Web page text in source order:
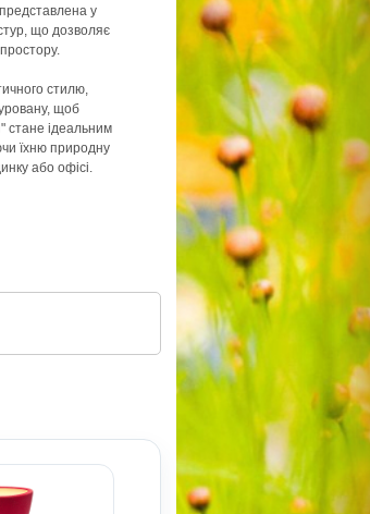
у
що дозволяє
стилю,
щоб
стане ідеальним
їхню природну
або офісі.